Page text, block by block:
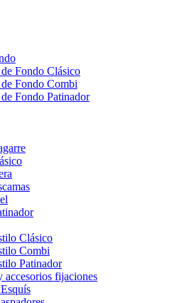
Fondo Clásico
Fondo Combi
Fondo Patinador
Clásico
Combi
Patinador
accesorios fijaciones